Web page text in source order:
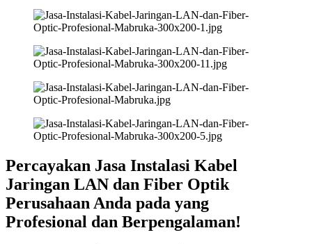
Percayakan Jasa Instalasi Kabel
Jaringan LAN dan Fiber Optik
Perusahaan Anda pada yang
Profesional dan Berpengalaman!